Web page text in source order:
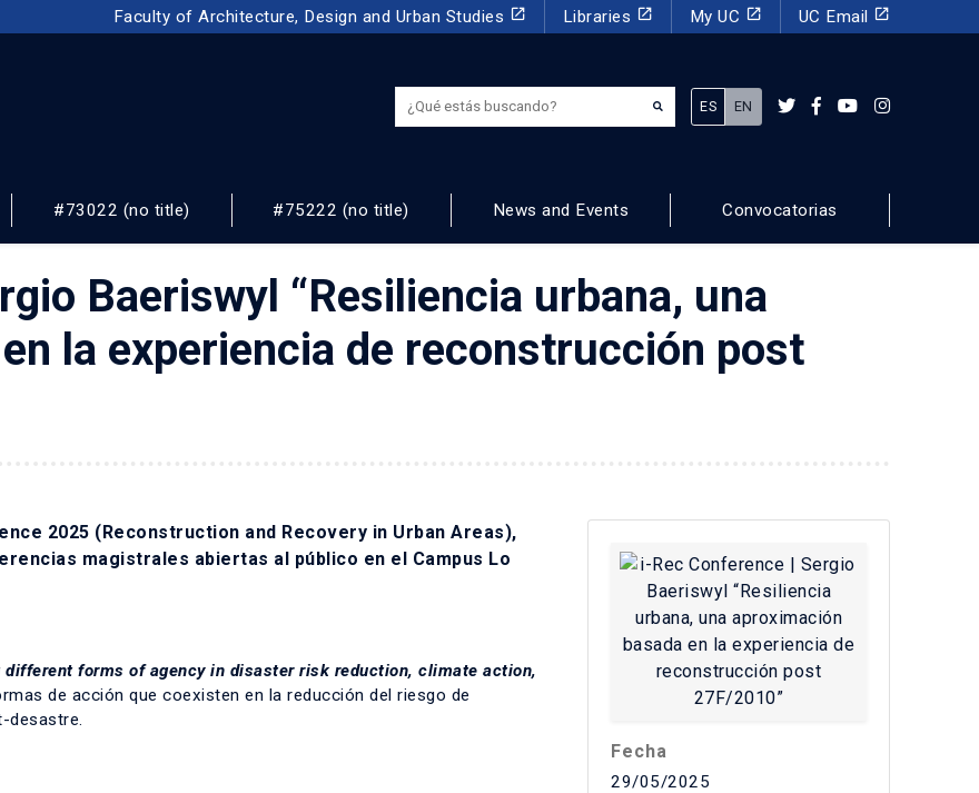
Faculty of Architecture, Design and Urban Studies launch Libraries launch My UC launch UC Email launch
¿Qué estás buscando?
ES EN
#73022 (no title) #75222 (no title) News and Events Convocatorias
Baeriswyl “Resiliencia urbana, una
la experiencia de reconstrucción post
2025 (Reconstruction and Recovery in Urban Areas),
magistrales abiertas al público en el Campus Lo
forms of agency in disaster risk reduction, climate action,
de acción que coexisten en la reducción del riesgo de
desastre.
Fecha
29/05/2025